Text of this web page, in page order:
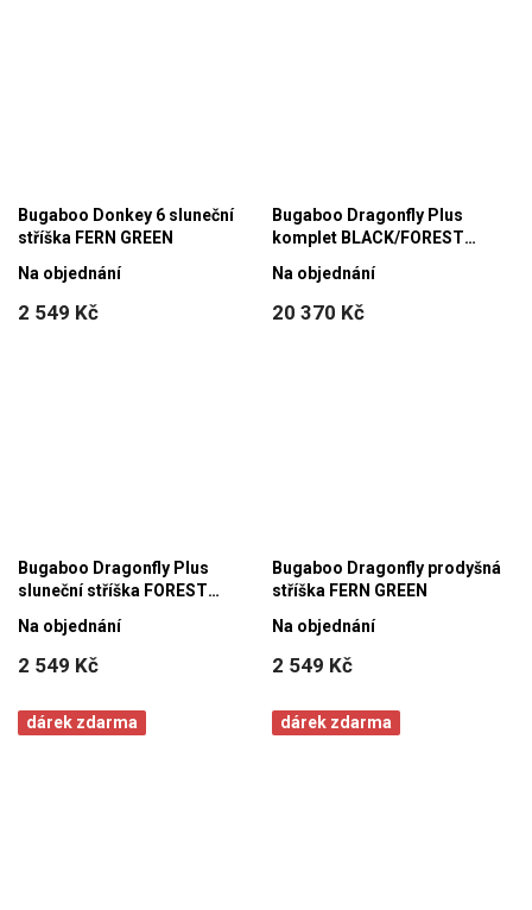
Bugaboo Donkey 6 sluneční
stříška FERN GREEN
2 549 Kč
Na objednání
Bugaboo Dragonfly Plus
komplet BLACK/FOREST
20 370 Kč
Na objednání
Bugaboo Dragonfly Plus
sluneční stříška FOREST
2 549 Kč
Na objednání
Bugaboo Dragonfly prodyšná
stříška FERN GREEN
2 549 Kč
Na objednání
dárek zdarma dárek zdarma